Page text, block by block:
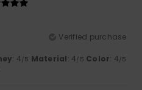
Verified purchase
: 4/5 Material: 4/5 Color: 4/5